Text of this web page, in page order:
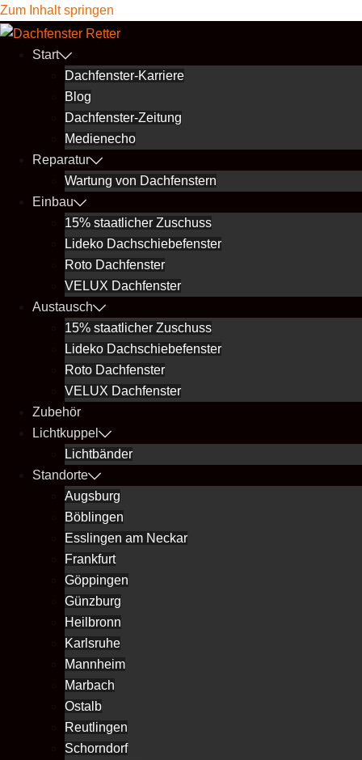
Zum Inhalt springen
Start
Dachfenster-Karriere
Blog
Dachfenster-Zeitung
Medienecho
Reparatur
Wartung von Dachfenstern
Einbau
15% staatlicher Zuschuss
Lideko Dachschiebefenster
Roto Dachfenster
VELUX Dachfenster
Austausch
15% staatlicher Zuschuss
Lideko Dachschiebefenster
Roto Dachfenster
VELUX Dachfenster
Zubehör
Lichtkuppel
Lichtbänder
Standorte
Augsburg
Böblingen
Esslingen am Neckar
Frankfurt
Göppingen
Günzburg
Heilbronn
Karlsruhe
Mannheim
Marbach
Ostalb
Reutlingen
Schorndorf